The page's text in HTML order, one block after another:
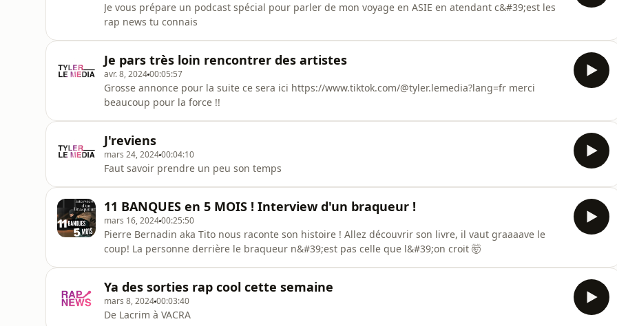
Je vous prépare un podcast spécial pour parler de mon voyage en ASIE en atendant c&#39;est les
rap news tu connais
Je pars très loin rencontrer des artistes
avr. 8, 202400:05:57
Grosse annonce pour la suite ce sera ici https://www.tiktok.com/@tyler.lemedia?lang=fr merci
beaucoup pour la force !!
J'reviens
mars 24, 202400:04:10
Faut savoir prendre un peu son temps
11 BANQUES en 5 MOIS ! Interview d'un braqueur !
mars 16, 202400:25:50
Pierre Bernadin aka Tito nous raconte son histoire ! Allez découvrir son livre, il vaut graaaave le
coup! La personne derrière le braqueur n&#39;est pas celle que l&#39;on croit 🤯
Ya des sorties rap cool cette semaine
mars 8, 202400:03:40
De Lacrim à VACRA